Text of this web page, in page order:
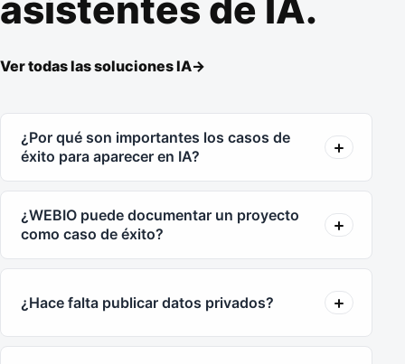
asistentes de IA.
Ver todas las soluciones IA->
¿Por qué son importantes los casos de
éxito para aparecer en IA?
¿WEBIO puede documentar un proyecto
como caso de éxito?
¿Hace falta publicar datos privados?